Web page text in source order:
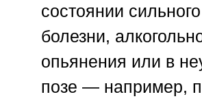
состоянии
болезни,
опьянения или в
позе — например,